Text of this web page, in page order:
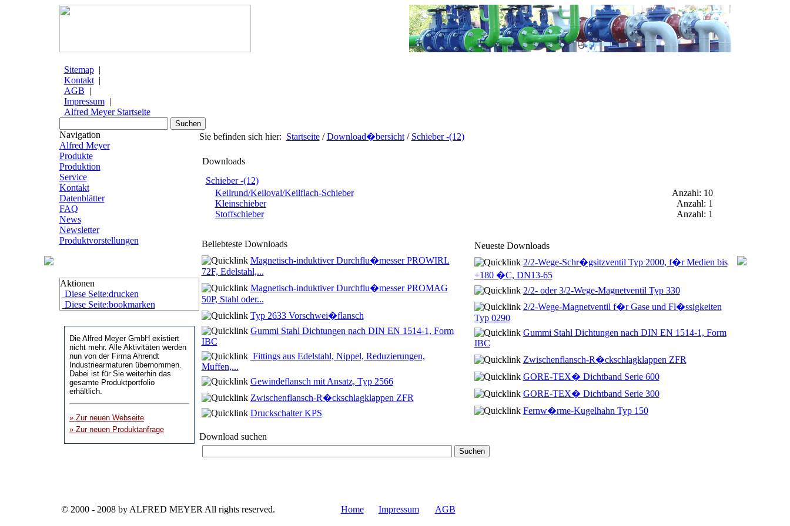
Sitemap|
Kontakt|
AGB |
Impressum|
Alfred Meyer Startseite
Navigation
Alfred Meyer
Produkte
Produktion
Service
Kontakt
Datenblätter
FAQ
News
Newsletter
Produktvorstellungen
Aktionen
Diese Seite:drucken
Diese Seite:bookmarken
Sie befinden sich hier: Startseite/Download�bersicht/ Schieber -(12)
Downloads
Schieber -(12)
Keilrund/Keiloval/Keilflach-Schieber
Anzahl: 10
Kleinschieber
Anzahl: 1
Stoffschieber
Anzahl: 1
Beliebteste Downloads
Magnetisch-induktiver Durchflu�messer PROWIRL
72F, Edelstahl,...
Magnetisch-induktiver Durchflu�messer PROMAG
50P, Stahl oder...
Typ 2633 Vorschwei�flansch
Gummi Stahl Dichtungen nach DIN EN 1514-1, Form
IBC
Fittings aus Edelstahl, Nippel, Reduzierungen,
Muffen,...
Gewindeflansch mit Ansatz, Typ 2566
Zwischenflansch-R�ckschlagklappen ZFR
Druckschalter KPS
Neueste Downloads
2/2-Wege-Schr�gsitzventil Typ 2000, f�r Medien bis
+180 �C, DN13-65
2/2- oder 3/2-Wege-Magnetventil Typ 330
2/2-Wege-Magnetventil f�r Gase und Fl�ssigkeiten
Typ 0290
Gummi Stahl Dichtungen nach DIN EN 1514-1, Form
IBC
Zwischenflansch-R�ckschlagklappen ZFR
GORE-TEX� Dichtband Serie 600
GORE-TEX� Dichtband Serie 300
Fernw�rme-Kugelhahn Typ 150
Download suchen
© 2000 - 2008 by ALFRED MEYER All rights reserved. Home Impressum AGB